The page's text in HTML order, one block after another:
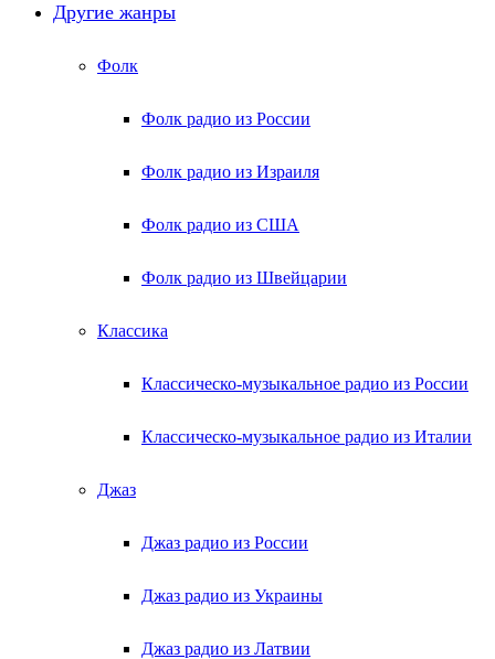
Другие жанры
Фолк
Фолк радио из России
Фолк радио из Израиля
Фолк радио из США
Фолк радио из Швейцарии
Классика
Классическо-музыкальное радио из России
Классическо-музыкальное радио из Италии
Джаз
Джаз радио из России
Джаз радио из Украины
Джаз радио из Латвии